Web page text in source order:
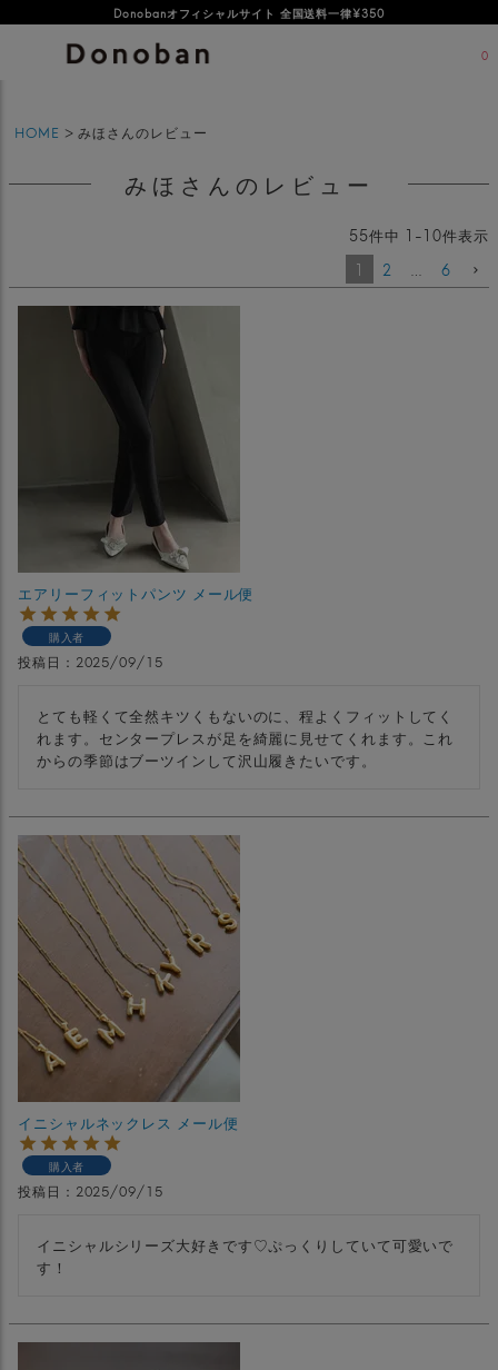
Donobanオフィシャルサイト 全国送料一律¥350
オフィシャルサイト新規会員登録特典 500ポイントプレゼント
0
HOME みほさんのレビュー
みほさんのレビュー
55件中 1 -10件表示
1
2 … 6
エアリーフィットパンツ メール便
購入者
投稿日 2025/09/15
とても軽くて全然キツくもないのに、程よくフィットしてく
れます。センタープレスが足を綺麗に見せてくれます。これ
からの季節はブーツインして沢山履きたいです。
イニシャルネックレス メール便
購入者
投稿日 2025/09/15
イニシャルシリーズ大好きです♡ぷっくりしていて可愛いで
す！